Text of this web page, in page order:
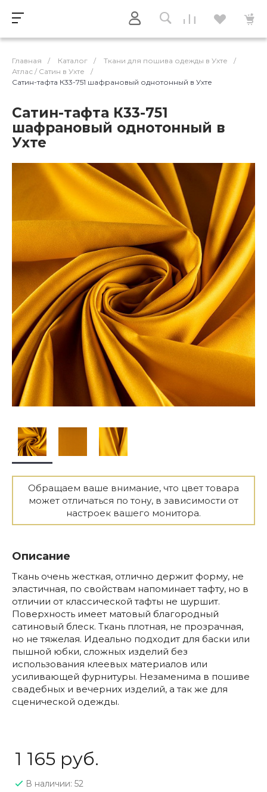
Главная / Каталог / Ткани для пошива одежды в Ухте
/
Атлас / Cатин в Ухте
/
Сатин-тафта К33-751 шафрановый однотонный в Ухте
Сатин-тафта К33-751
шафрановый однотонный в
Ухте
Обращаем ваше внимание, что цвет товара
может отличаться по тону, в зависимости от
настроек вашего монитора.
Описание
Ткань очень жесткая, отлично держит форму, не
эластичная, по свойствам напоминает тафту, но в
отличии от классической тафты не шуршит.
Поверхность имеет матовый благородный
сатиновый блеск. Ткань плотная, не прозрачная,
но не тяжелая. Идеально подходит для баски или
пышной юбки, сложных изделий без
использования клеевых материалов или
усиливающей фурнитуры. Незаменима в пошиве
свадебных и вечерних изделий, а так же для
сценической одежды.
1 165 руб.
В наличии: 52